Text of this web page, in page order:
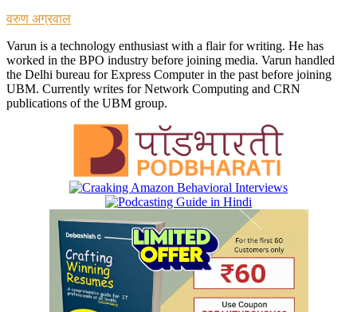
वरुण अग्रवाल
Varun is a technology enthusiast with a flair for writing. He has
worked in the BPO industry before joining media. Varun handled
the Delhi bureau for Express Computer in the past before joining
UBM. Currently writes for Network Computing and CRN
publications of the UBM group.